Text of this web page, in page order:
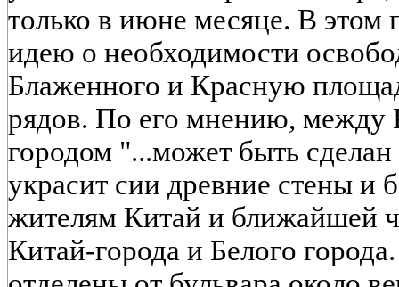
только в июне месяце. В этом
идею о необходимости
Блаженного и Красную
рядов. По его мнению, между
городом "...может быть
украсит сии древние стены и
жителям Китай и ближайшей
Китай-города и Белого